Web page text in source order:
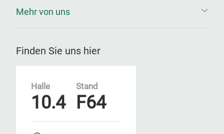
Mehr von uns
Finden Sie uns hier
Halle
10.4
Stand
F64